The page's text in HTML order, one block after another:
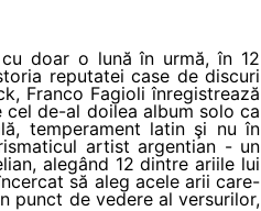
doar o lună în urmă, în 12
reputatei case de discuri
Franco Fagioli înregistrează
cel de-al doilea album solo ca
temperament latin şi nu în
artist argentian - un
alegând 12 dintre ariile lui
să aleg acele arii care-
punct de vedere al versurilor,